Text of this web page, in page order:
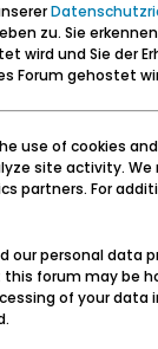
Lange)
-
zu. Sie
wird und Sie der
Forum gehostet
use of cookies
site activity.
partners. For
our personal data
forum may be
of your data